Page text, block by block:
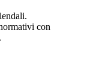
con